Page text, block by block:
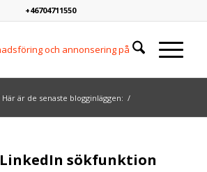
+46704711550
Här är de senaste blogginläggen: /
LinkedIn sökfunktion